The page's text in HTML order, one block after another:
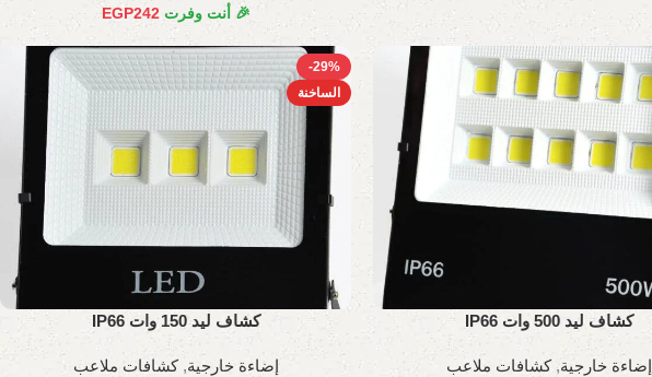
🎉 أنت وفرت EGP242
كشاف ليد 500 وات IP66
إضاءة خارجية,كشافات ملاعب
-29%
الساخنة
كشاف ليد 150 وات IP66
إضاءة خارجية,كشافات ملاعب